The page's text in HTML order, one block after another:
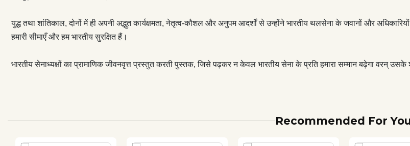
युद्ध तथा शांतिकाल, दोनों में ही अपनी अद्भुत कार्यक्षमता, नेतृत्व-कौशल और अनुपम आदर्शों से उन्होंने भारतीय थलसेना के जवानों और
हमारी सीमाएँ और हम भारतीय सुरक्षित हैं।
भारतीय सेनाध्यक्षों का प्रामाणिक जीवनवृत्त प्रस्तुत करती पुस्तक, जिसे पढ़कर न केवल भारतीय सेना के प्रति हमारा सम्मान बढ़ेगा वरन् उसके
Recommended For